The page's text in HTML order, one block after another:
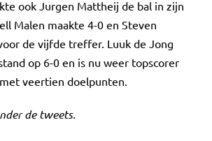
ook Jurgen Mattheij de bal in zijn
Malen maakte 4-0 en Steven
de vijfde treffer. Luuk de Jong
op 6-0 en is nu weer topscorer
veertien doelpunten.
de tweets.